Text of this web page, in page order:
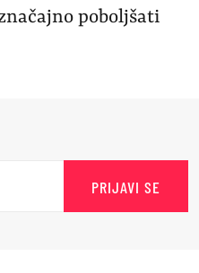
poboljšati
PRIJAVI SE